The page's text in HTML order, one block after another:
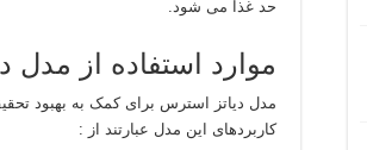
حد غذا می شود.
موارد استفاده از مدل
مدل دیاتز استرس برای کمک به بهبود
کاربردهای این مدل عبارتند از :